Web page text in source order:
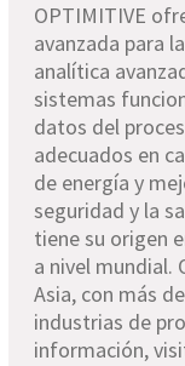
OPTIMITIVE
avanzada para
analítica
sistemas
datos del
adecuados en
de energía y
seguridad y la
tiene su origen
a nivel mundial.
Asia, con más
industrias de
información,